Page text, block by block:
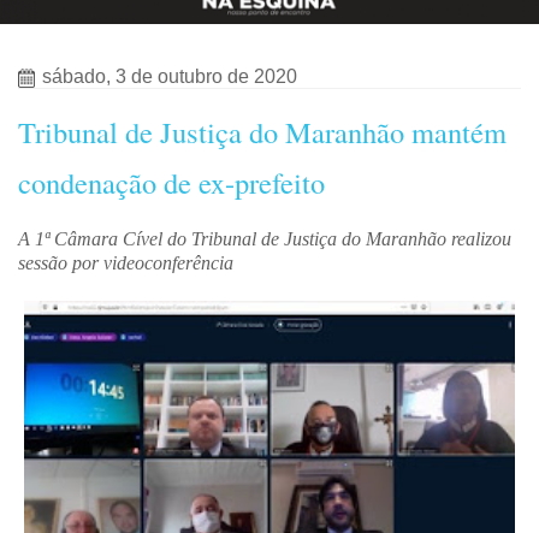
sábado, 3 de outubro de 2020
Tribunal de Justiça do Maranhão mantém
condenação de ex-prefeito
A 1ª Câmara Cível do Tribunal de Justiça do Maranhão realizou
sessão por videoconferência